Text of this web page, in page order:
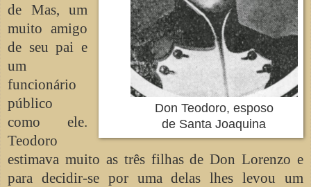
Don Teodoro, esposo
de Santa Joaquina
de Mas, um
muito amigo
de seu pai e
um
funcionário
público
como ele.
Teodoro
estimava muito as três filhas de Don Lorenzo e
para decidir-se por uma delas lhes levou um